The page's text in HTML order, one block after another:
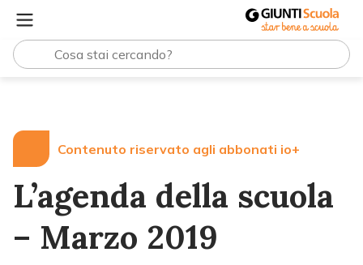
Contenuto riservato agli abbonati io+
L’agenda della scuola
– Marzo 2019